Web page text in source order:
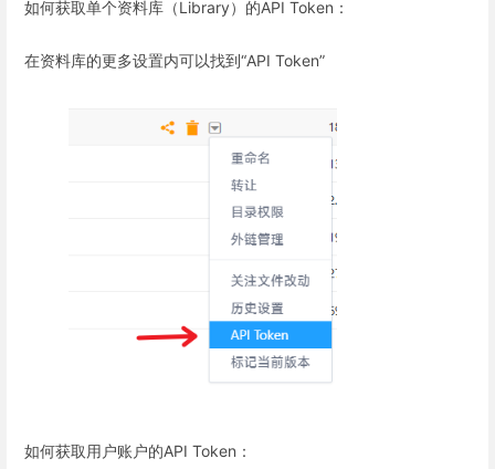
如何获取单个资料库（Library）的API Token：
在资料库的更多设置内可以找到“API Token”
如何获取用户账户的API Token：